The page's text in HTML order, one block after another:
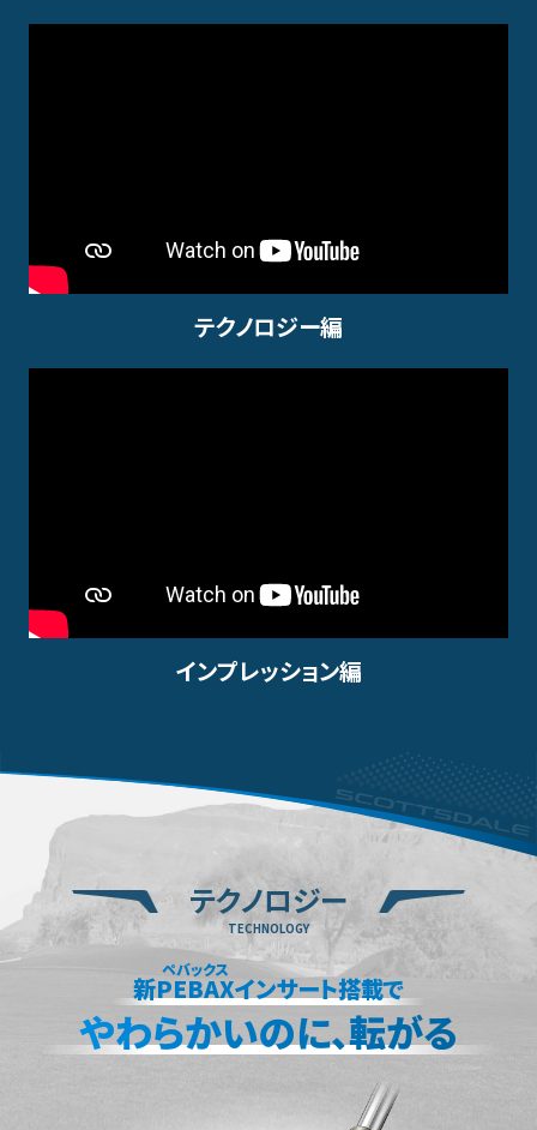
テクノロジー編
インプレッション編
テクノロジー
TECHNOLOGY
新PEBAX
ペバックス
インサート搭載で
やわらかいのに、転がる